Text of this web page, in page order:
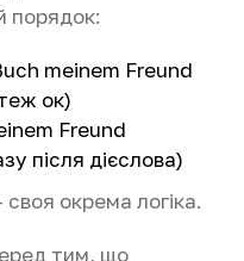
порядок:
meinem Freund
ок)
Freund
після дієслова)
окрема логіка.
тим, що